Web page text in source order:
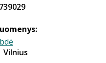
Vilnius